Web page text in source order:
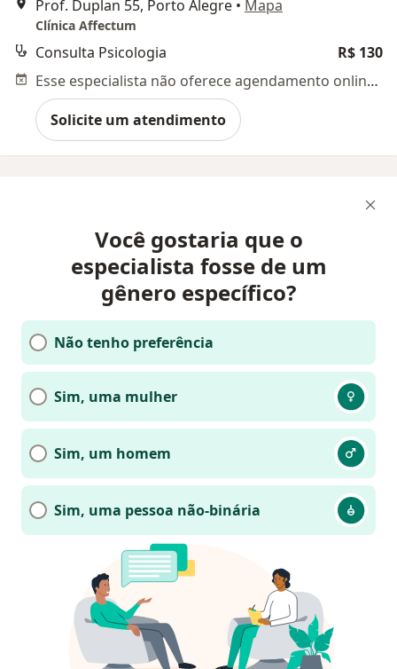
Prof. Duplan 55, Porto Alegre • Mapa
Clínica Affectum
Consulta Psicologia
R$ 130
Esse especialista não oferece agendamento online para esse endereço.
Solicite um atendimento
Você gostaria que o
especialista fosse de um
gênero específico?
Não tenho preferência
Sim, uma mulher
Sim, um homem
Sim, uma pessoa não-binária